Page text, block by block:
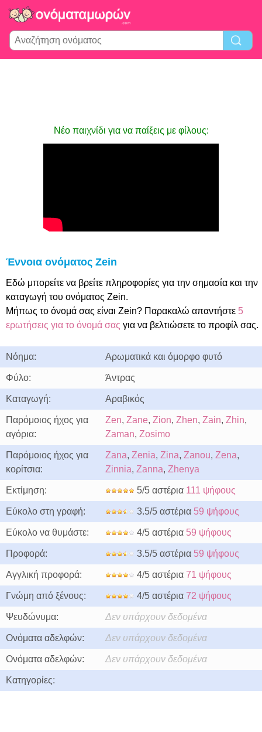
Νέο παιχνίδι για να παίξεις με φίλους:
Έννοια ονόματος Zein
Εδώ μπορείτε να βρείτε πληροφορίες για την σημασία και την
καταγωγή του ονόματος Zein.
Μήπως το όνομά σας είναι Zein? Παρακαλώ απαντήστε 5
ερωτήσεις για το όνομά σας για να βελτιώσετε το προφίλ σας.
Νόημα: Αρωματικά και όμορφο φυτό
Φύλο: Άντρας
Καταγωγή: Αραβικός
Παρόμοιος ήχος για
αγόρια:
Zen, Zane, Zion, Zhen, Zain, Zhin,
Zaman, Zosimo
Παρόμοιος ήχος για
κορίτσια:
Zana, Zenia, Zina, Zanou, Zena,
Zinnia, Zanna, Zhenya
Εκτίμηση: 5/5 αστέρια 111 ψήφους
Εύκολο στη γραφή: 3.5/5 αστέρια 59 ψήφους
Εύκολο να θυμάστε: 4/5 αστέρια 59 ψήφους
Προφορά: 3.5/5 αστέρια 59 ψήφους
Αγγλική προφορά: 4/5 αστέρια 71 ψήφους
Γνώμη από ξένους: 4/5 αστέρια 72 ψήφους
Ψευδώνυμα: Δεν υπάρχουν δεδομένα
Ονόματα αδελφών: Δεν υπάρχουν δεδομένα
Ονόματα αδελφών: Δεν υπάρχουν δεδομένα
Κατηγορίες: